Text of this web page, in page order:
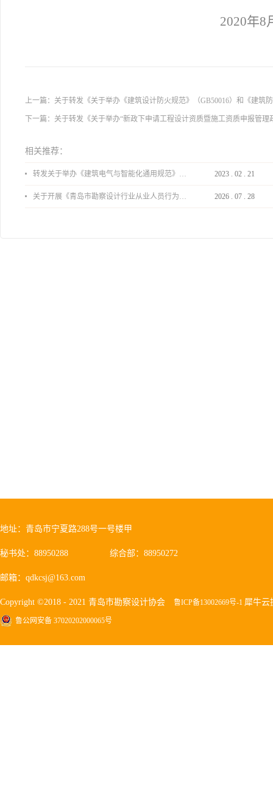
2020年8
上一篇： 关于转发《关于举办《建筑设计防火规范》（GB50016）和《建筑
下一篇： 关于转发《关于举办“新政下申请工程设计资质暨施工资质申报管理
相关推荐：
转发关于举办《建筑电气与智能化通用规范》 GB55024-2022公益宣贯的通知 2023 . 02 . 21
关于开展《青岛市勘察设计行业从业人员行为导则》、《青岛市住宅工程设计审查品质提升指引（2026版）》宣贯活动的通知 2026 . 07 . 28
地址：青岛市宁夏路288号一号楼甲
秘书处：88950288 综合部：88950272
邮箱：qdkcsj@163.com
Copyright ©2018 - 2021 青岛市勘察设计协会 鲁ICP备13002669号-1 犀牛云
鲁公网安备 37020202000065号